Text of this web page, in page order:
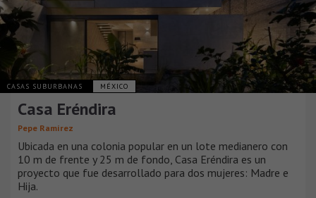
CASAS SUBURBANAS MÉXICO
Casa Eréndira
Pepe Ramírez
Ubicada en una colonia popular en un lote medianero con
10 m de frente y 25 m de fondo, Casa Eréndira es un
proyecto que fue desarrollado para dos mujeres: Madre e
Hija.